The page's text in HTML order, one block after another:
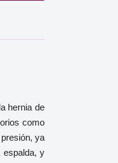
hernia de
como
ya
espalda, y